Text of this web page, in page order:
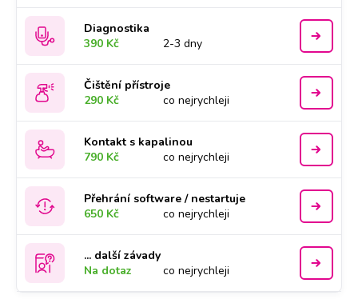
Diagnostika
390 Kč
2-3 dny
Čištění přístroje
290 Kč
co nejrychleji
Kontakt s kapalinou
790 Kč
co nejrychleji
Přehrání software / nestartuje
650 Kč
co nejrychleji
... další závady
Na dotaz
co nejrychleji